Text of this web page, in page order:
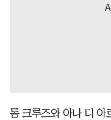
톰 크루즈와 아나 디 아